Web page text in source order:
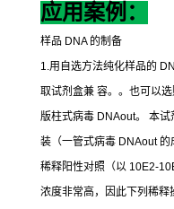
应用案例：
样品 DNA 的制备
1.用自选方法纯化样品的
取试剂盒兼 容。。也可以
版柱式病毒 DNAout。 本试
装（一管式病毒 DNAout 的
稀释阳性对照（以 10E2-
浓度非常高，因此下列稀